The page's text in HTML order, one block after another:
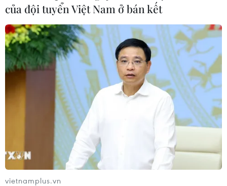
của đội tuyển Việt Nam ở bán kết
vietnamplus.vn